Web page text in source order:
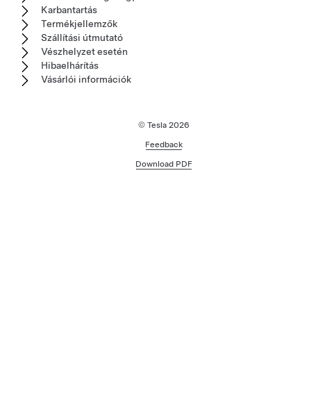
Karbantartás
Termékjellemzők
Szállítási útmutató
Vészhelyzet esetén
Hibaelhárítás
Vásárlói információk
© Tesla 2026
Feedback
Download PDF